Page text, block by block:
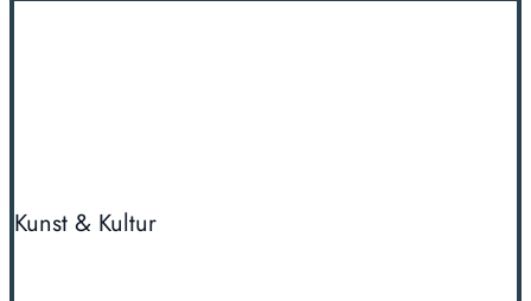
Kunst & Kultur